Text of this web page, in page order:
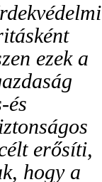
ezek a
és
erősíti,
hogy a